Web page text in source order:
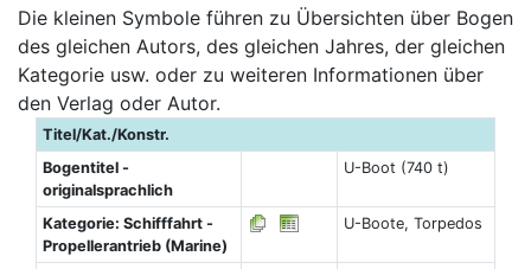
Die kleinen Symbole führen zu Übersichten über Bogen
des gleichen Autors, des gleichen Jahres, der gleichen
Kategorie usw. oder zu weiteren Informationen über
den Verlag oder Autor.
Titel/Kat./Konstr.
Bogentitel -
originalsprachlich
U-Boot (740 t)
Kategorie: Schifffahrt -
Propellerantrieb (Marine)
U-Boote, Torpedos